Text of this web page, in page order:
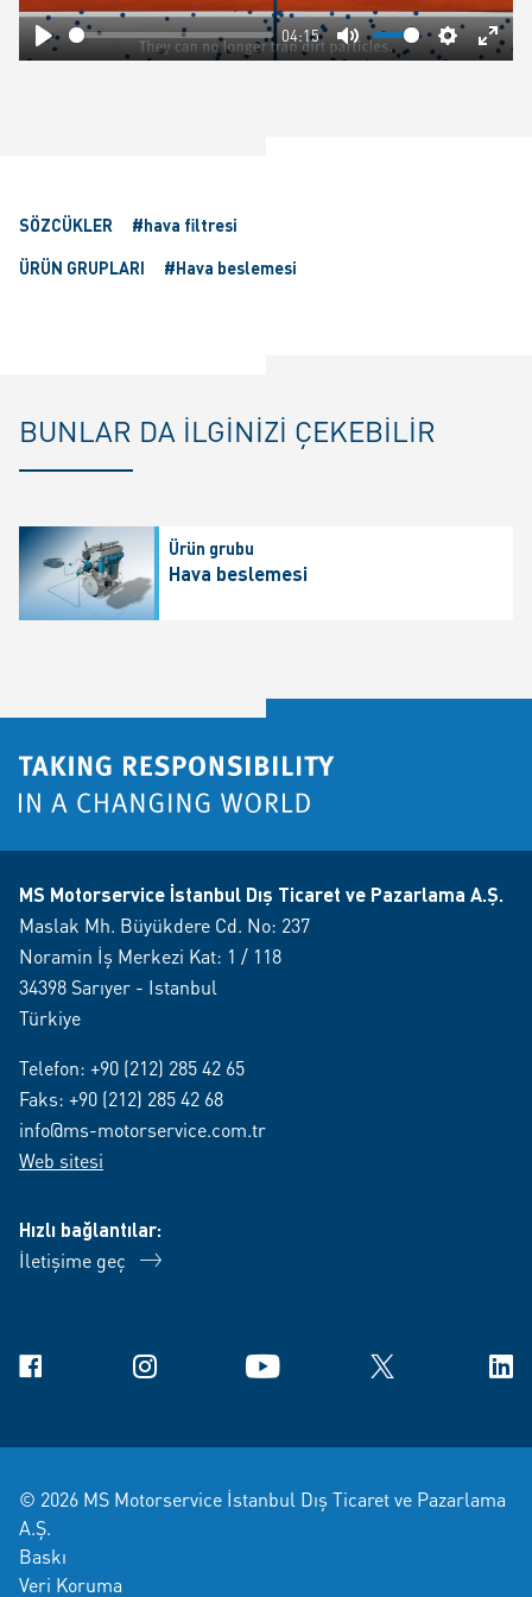
Play
04:15
Mute Settings
SÖZCÜKLER
#hava filtresi
ÜRÜN GRUPLARI
#Hava beslemesi
BUNLAR DA ILGINIZI ÇEKEBILIR
Ürün grubu
Hava beslemesi
MS Motorservice İstanbul Dış Ticaret ve Pazarlama A.Ş.
Maslak Mh. Büyükdere Cd. No: 237
Noramin İş Merkezi Kat: 1 / 118
34398 Sarıyer - Istanbul
Türkiye
Telefon: +90 (212) 285 42 65
Faks: +90 (212) 285 42 68
info@ms-motorservice.com.tr
Web sitesi
Hızlı bağlantılar:
İletişime geç
Facebook Instagram YouTube X
© 2026 MS Motorservice İstanbul Dış Ticaret ve Pazarlama
A.Ş.
Baskı
Veri Koruma